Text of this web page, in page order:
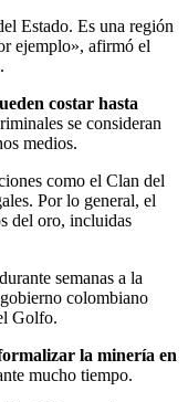
Estado. Es una región
ejemplo», afirmó el
costar hasta
se consideran
medios.
como el Clan del
Por lo general, el
del oro, incluidas
semanas a la
colombiano
Golfo.
la minería en
mucho tiempo.